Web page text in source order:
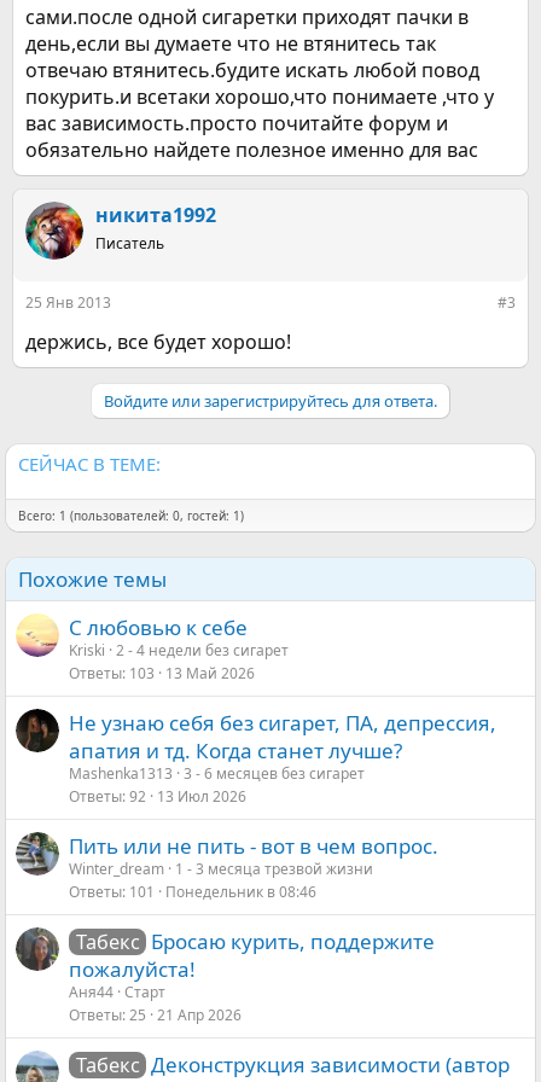
сами.после одной сигаретки приходят пачки в
день,если вы думаете что не втянитесь так
отвечаю втянитесь.будите искать любой повод
покурить.и всетаки хорошо,что понимаете ,что у
вас зависимость.просто почитайте форум и
обязательно найдете полезное именно для вас
никита1992
Писатель
25 Янв 2013 #3
держись, все будет хорошо!
Войдите или зарегистрируйтесь для ответа.
СЕЙЧАС В ТЕМЕ:
Всего: 1 (пользователей: 0, гостей: 1)
Похожие темы
С любовью к себе
Kriski 2 - 4 недели без сигарет
Ответы 103 13 Май 2026
Не узнаю себя без сигарет, ПА, депрессия,
апатия и тд. Когда станет лучше?
Mashenka1313 3 - 6 месяцев без сигарет
Ответы 92 13 Июл 2026
Пить или не пить - вот в чем вопрос.
Winter_dream 1 - 3 месяца трезвой жизни
Ответы 101 Понедельник в 08:46
Табекс Бросаю курить, поддержите
пожалуйста!
Аня44 Старт
Ответы 25 21 Апр 2026
Табекс Деконструкция зависимости (автор